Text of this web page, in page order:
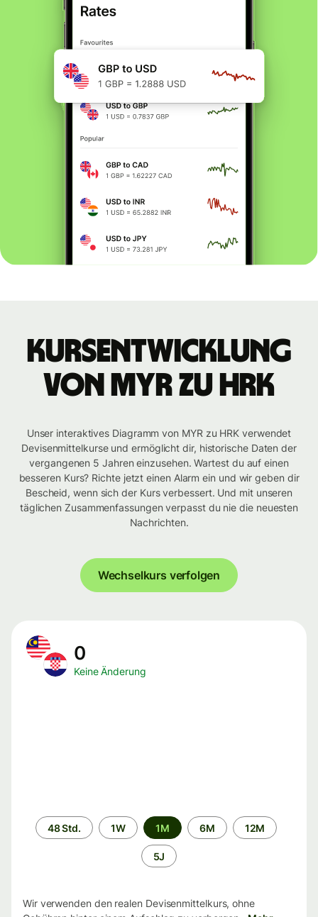
Kursentwicklung
von MYR zu HRK
Unser interaktives Diagramm von MYR zu HRK verwendet
Devisenmittelkurse und ermöglicht dir, historische Daten der
vergangenen 5 Jahren einzusehen. Wartest du auf einen
besseren Kurs? Richte jetzt einen Alarm ein und wir geben dir
Bescheid, wenn sich der Kurs verbessert. Und mit unseren
täglichen Zusammenfassungen verpasst du nie die neuesten
Nachrichten.
Wechselkurs verfolgen
0
Keine Änderung
Zeitraum
48 Std. 1W 1M 6M 12M
5J
Wir verwenden den realen Devisenmittelkurs, ohne